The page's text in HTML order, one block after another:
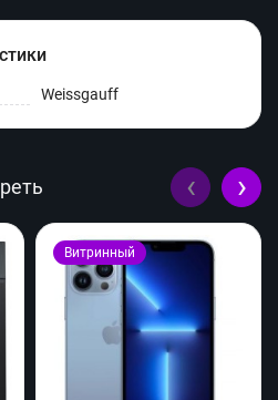
Weissgauff
Витринный
‹ ›